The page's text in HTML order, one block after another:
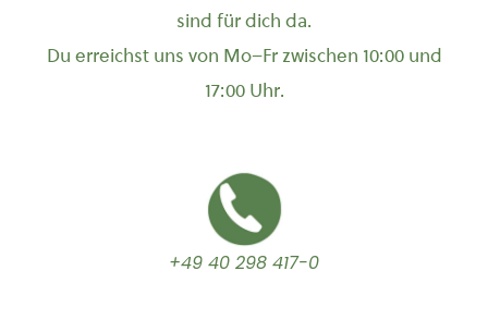
sind für dich da.
Du erreichst uns von Mo–Fr zwischen 10:00 und
17:00 Uhr.
+49 40 298 417-0